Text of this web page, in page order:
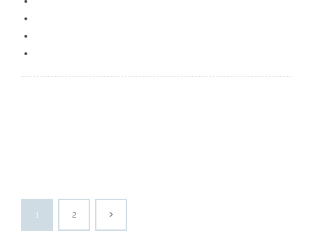
1 2